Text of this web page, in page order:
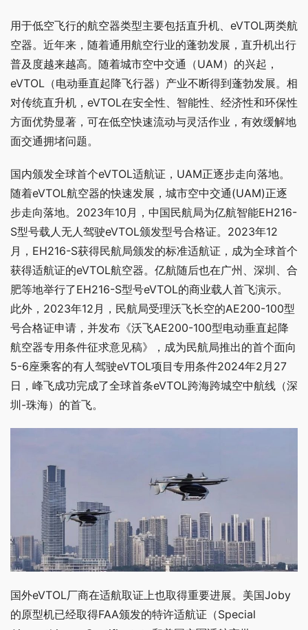
用于低空飞行的航空器类型主要包括直升机、eVTOL两类航
空器。近年来，随着通用航空行业的蓬勃发展，直升机出行
普及度越来越高。随着城市空中交通（UAM）的兴起，
eVTOL（电动垂直起降飞行器）产业不断得到蓬勃发展。相
对传统直升机，eVTOL在安全性、智能性、经济性和环保性
方面优势显著，可在低空快速流动与灵活作业，有效缓解地
面交通拥堵问题。
国内颁发全球首个eVTOL适航证，UAM正逐步走向落地。
随着eVTOL航空器的快速发展，城市空中交通(UAM)正逐
步走向落地。2023年10月，中国民航局为亿航智能EH216-
S型号载人无人驾驶eVTOL颁发型号合格证。2023年12
月，EH216-S获得民航局颁发的标准适航证，成为全球首个
获得适航证的eVTOL航空器。亿航随后也在广州、深圳、合
肥等地举行了EH216-S型号eVTOL的商业载人首飞演示。
此外，2023年12月，民航局受理沃飞长空的AE200-100型
号合格证申请，并发布《沃飞AE200-100型电动垂直起降
航空器专用条件征求意见稿》，成为民航局推出的首个面向
5-6座乘客的有人驾驶eVTOL项目专用条件2024年2月27
日，峰飞成功完成了全球首条eVTOL跨海跨城空中航线（深
圳-珠海）的首飞。
国外eVTOL厂商在适航取证上也取得重要进展。美国Joby
的原型机已经取得FAA颁发的特许适航证（Special